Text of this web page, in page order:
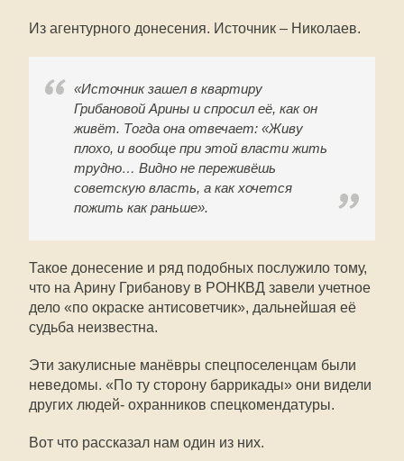
Из агентурного донесения. Источник – Николаев.
«Источник зашел в квартиру
Грибановой Арины и спросил её, как он
живёт. Тогда она отвечает: «Живу
плохо, и вообще при этой власти жить
трудно… Видно не переживёшь
советскую власть, а как хочется
пожить как раньше».
Такое донесение и ряд подобных послужило тому,
что на Арину Грибанову в РОНКВД завели учетное
дело «по окраске антисоветчик», дальнейшая её
судьба неизвестна.
Эти закулисные манёвры спецпоселенцам были
неведомы. «По ту сторону баррикады» они видели
других людей- охранников спецкомендатуры.
Вот что рассказал нам один из них.